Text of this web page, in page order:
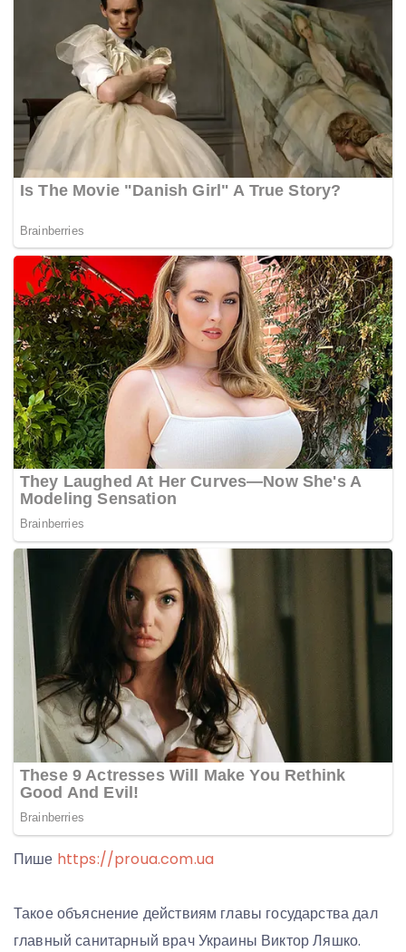
Пише https://proua.com.ua
Такое объяснение действиям главы государства дал
главный санитарный врач Украины Виктор Ляшко.